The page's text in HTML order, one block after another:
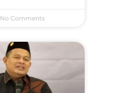
No Comments